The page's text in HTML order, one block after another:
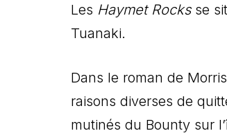
Les Haymet Rocksse
Tuanaki.
Dans le roman de
raisons diverses de
mutinés du Bounty sur